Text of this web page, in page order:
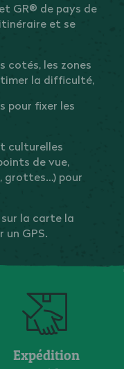
GR® de pays de
et se
cotés, les zones
la difficulté,
pour fixer les
culturelles
de vue,
grottes…) pour
la carte la
un GPS.
Expédition